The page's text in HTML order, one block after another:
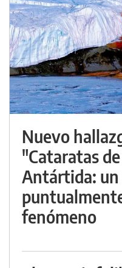
Nuevo
"Cataratas
Antártida:
fenómeno